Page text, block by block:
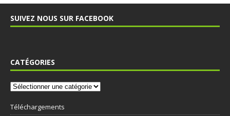
SUIVEZ NOUS SUR FACEBOOK
CATÉGORIES
Téléchargements